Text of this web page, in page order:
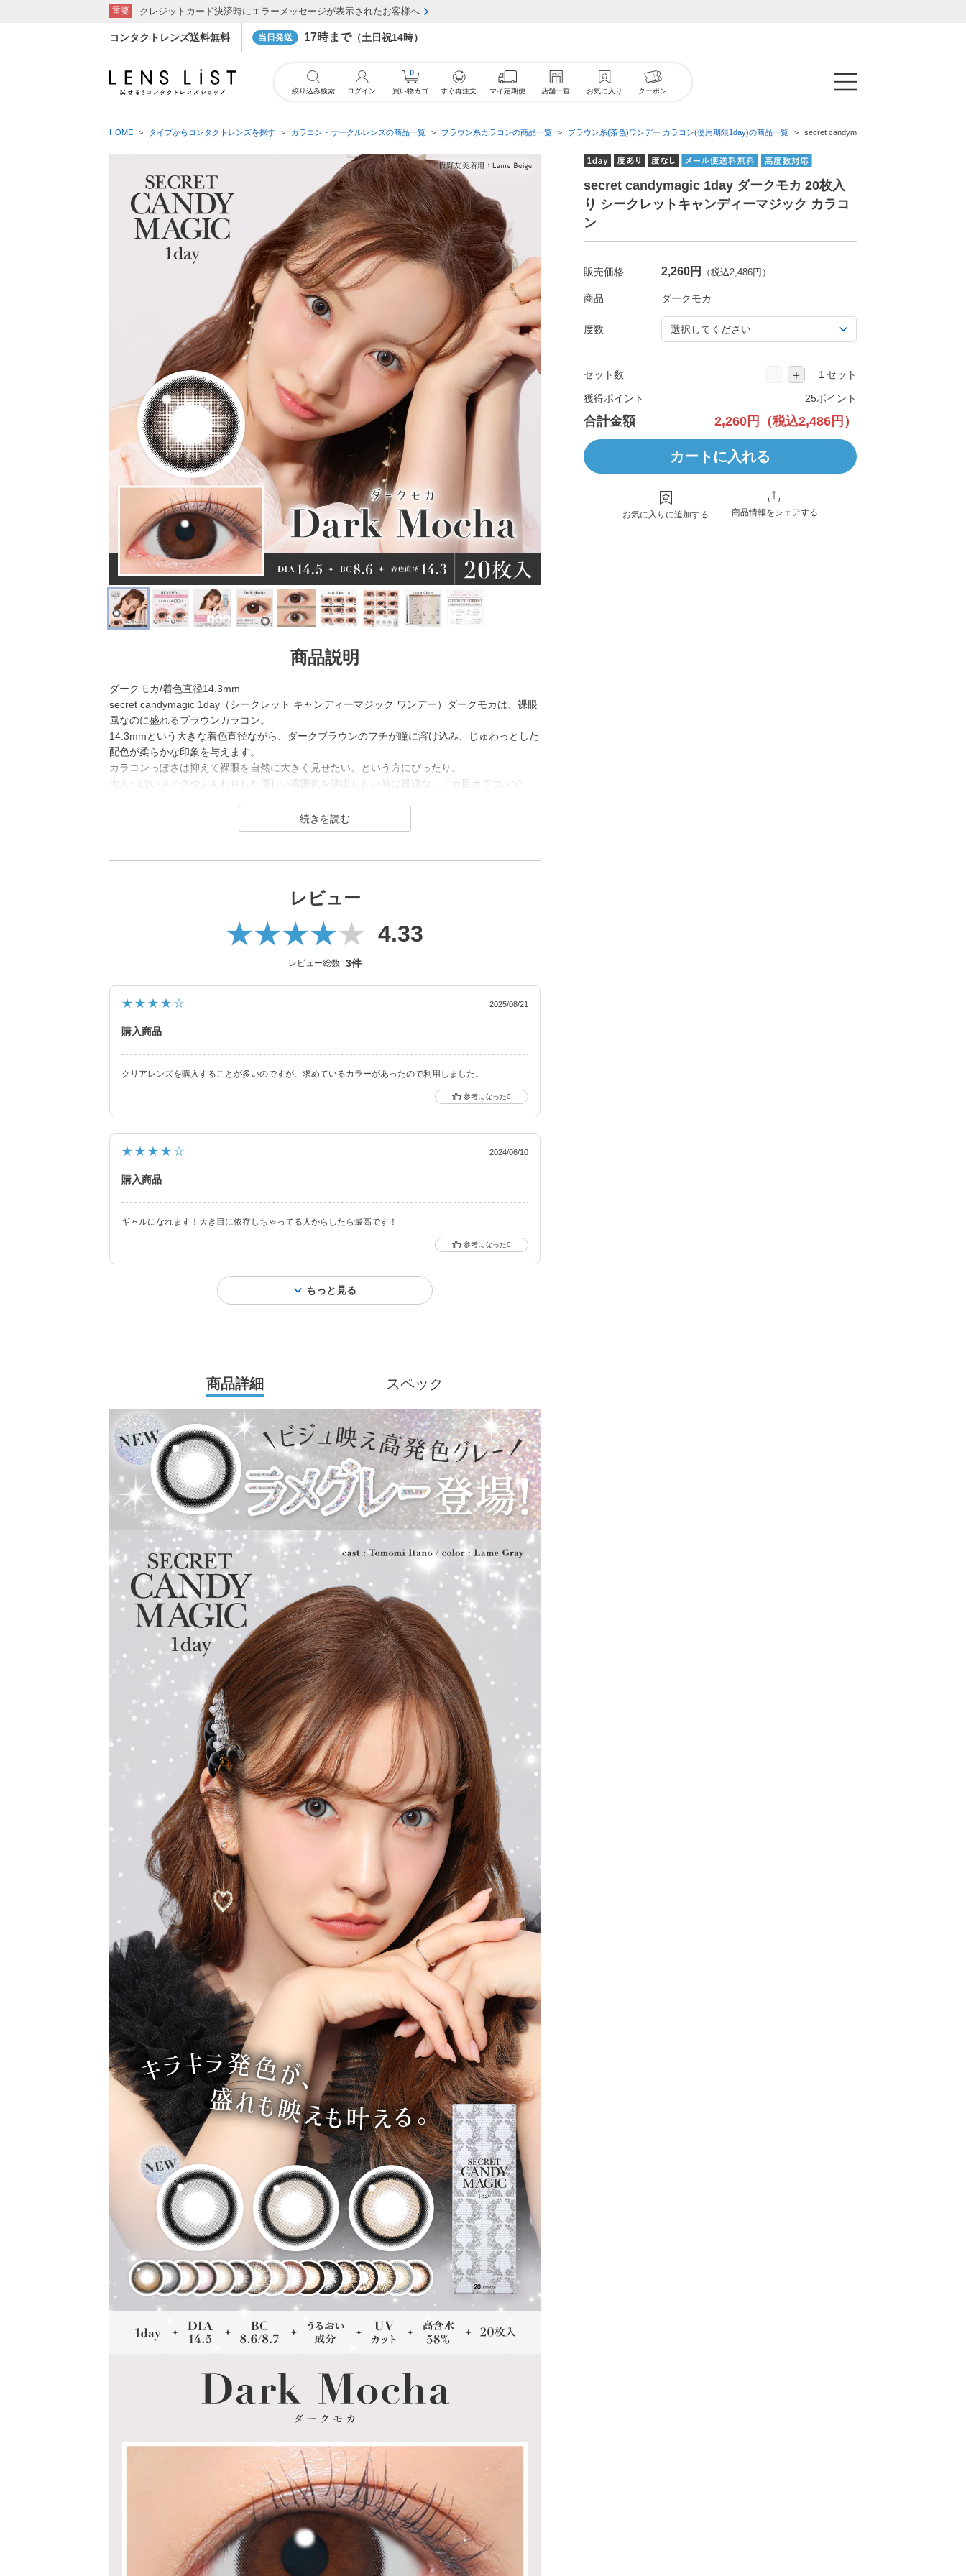
コンタクトレンズ送料無料 当日発送 17時まで（土日祝14時）
重要 クレジットカード決済時にエラーメッセージが表示されたお客様へ
HOME タイプからコンタクトレンズを探す カラコン・サークルレンズの商品一覧 ブラウン系カラコンの商品一覧 ブラウン系(茶色)ワンデー カラコン(使用期限1day)の商品一覧 secret candymagic 1day ダークモカ 20枚入
secret candymagic 1day ダークモカ 20枚入
り シークレットキャンディーマジック カラコ
ン
販売価格 2,260円 （税込2,486円）
商品
度数
セット数 − ＋ セット
獲得ポイント 25ポイント
合計金額 2,260円 （税込2,486円）
カートに入れる
お気に入りに追加する 商品情報をシェアする
商品説明
ダークモカ/着色直径14.3mm
secret candymagic 1day（シークレット キャンディーマジック ワンデー）ダークモカは、裸眼
風なのに盛れるブラウンカラコン。
14.3mmという大きな着色直径ながら、ダークブラウンのフチが瞳に溶け込み、じゅわっとした
配色が柔らかな印象を与えます。
カラコンっぽさは抑えて裸眼を自然に大きく見せたい、という方にぴったり。
大人っぽいメイクやふんわりした優しい雰囲気を演出したい時に最適な、デカ目カラコンで
secret candymagic 1day（シークレット キャンディーマジック ワンデー）は2012年発売以来、
コンブランド。
DIA14.5mmの「盛れる」大きめサイズで、元祖ちゅるんカラコン「キャンマジ3番」や王道黒
コン「キャンマジ5番」をはじめ、平成・令和のギャルカラコン、細フチ・太フチカラコン、水
光カラコンなど、トレンドのカラコンを生み出し続けています。
2025年にはラメ入りカラコンが登場＆水光カラーは軸固定の回らない水光カラコンに進化し、
さらに待望の乱視用カラコン secretcandymagic toric（シークレットキャンディーマジック ト
ーリック）も新登場しました。
常に最旬の「盛れる」と「お客様のニーズ」をキャッチし、進化し続けるブランドです。
レビュー
4.33
レビュー総数 3件
★★★★☆ 2025/08/21
購入商品
クリアレンズを購入することが多いのですが、求めているカラーがあったので利用しました。
0
★★★★☆ 2024/06/10
購入商品
ギャルになれます！大き目に依存しちゃってる人からしたら最高です！
0
もっと見る
商品詳細 スペック
絞り込み検索 ログイン
0
買い物カゴ すぐ再注文 マイ定期便 店舗一覧 お気に入り クーポン